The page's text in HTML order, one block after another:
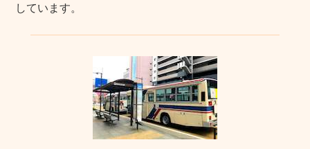
しています。